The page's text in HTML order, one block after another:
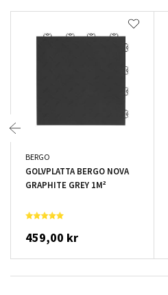
BERGO
GOLVPLATTA BERGO NOVA
GRAPHITE GREY 1M²
459,00 kr